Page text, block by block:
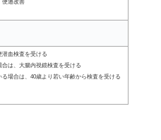
便通改善
潜血検査を受ける
は、大腸内視鏡検査を受ける
場合は、40歳より若い年齢から検査を受ける